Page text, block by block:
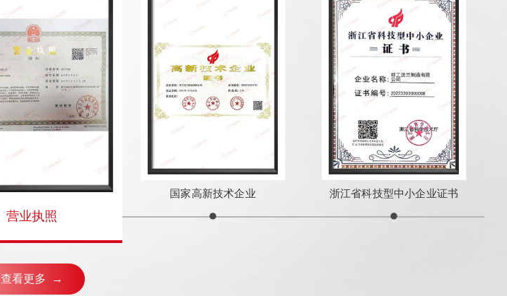
营业执照
国家高新技术企业 浙江省科技型中小企业证书
查看更多 →